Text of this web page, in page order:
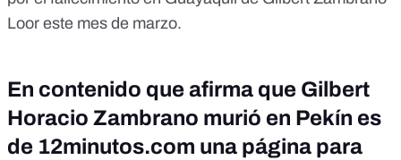
Loor este mes de marzo.
En contenido que afirma que Gilbert
Horacio Zambrano murió en Pekín es
de 12minutos.com una página para